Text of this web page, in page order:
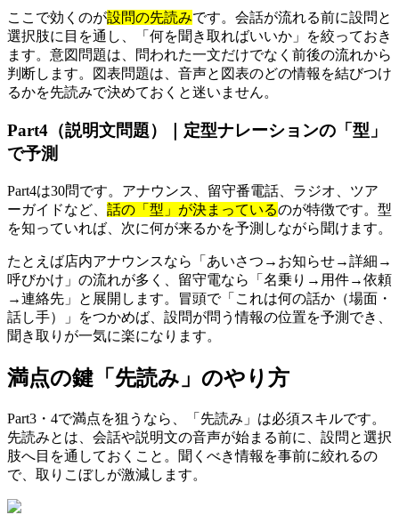
ここで効くのが設問の先読みです。会話が流れる前に設問と
選択肢に目を通し、「何を聞き取ればいいか」を絞っておき
ます。意図問題は、問われた一文だけでなく前後の流れから
判断します。図表問題は、音声と図表のどの情報を結びつけ
るかを先読みで決めておくと迷いません。
Part4（説明文問題）｜定型ナレーションの「型」
で予測
Part4は30問です。アナウンス、留守番電話、ラジオ、ツア
ーガイドなど、 話の「型」が決まっているのが特徴です。型
を知っていれば、次に何が来るかを予測しながら聞けます。
たとえば店内アナウンスなら「あいさつ→お知らせ→詳細→
呼びかけ」の流れが多く、留守電なら「名乗り→用件→依頼
→連絡先」と展開します。冒頭で「これは何の話か（場面・
話し手）」をつかめば、設問が問う情報の位置を予測でき、
聞き取りが一気に楽になります。
満点の鍵「先読み」のやり方
Part3・4で満点を狙うなら、「先読み」は必須スキルです。
先読みとは、会話や説明文の音声が始まる前に、設問と選択
肢へ目を通しておくこと。聞くべき情報を事前に絞れるの
で、取りこぼしが激減します。